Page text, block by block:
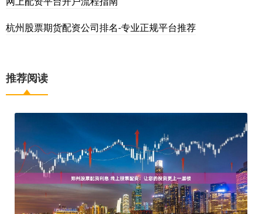
杭州股票期货配资公司排名-专业正规平台推荐
推荐阅读